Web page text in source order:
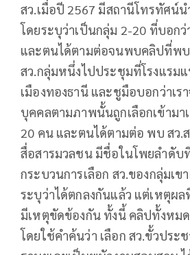
สว.เมื่อปี 2567 มีสถานีโทรทัศน์
โดยระบุว่าเป็นกลุ่ม 2-20 ที่บอกว่
และตนได้ตามต่อจนพบคลิปที่พบ
สว.กลุ่มหนึ่งไปประชุมที่โรงแรม
เมืองทองธานี และชูมือบอกว่าเร
บุคคลตามภาพนั้นถูกเลือกเข้ามา
20 คน และตนได้ตามต่อ พบ สว.
สื่อสารมวลชน มีชื่อในโพยลำดับ
กระบวนการเลือก สว.ของกลุ่มเข
ระบุว่าได้ตกลงกันแล้ว แต่เหตุผล
มีเหตุขัดข้องกัน ทั้งนี้ คลิปทั้งหม
โดยใช้คำค้นว่า เลือก สว.ขั้วประ